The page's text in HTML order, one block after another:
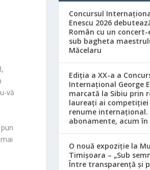
vă
Concursul
Enescu 2026
Român cu un
sub bagheta
Măcelaru
Ediția a XX-a a
Internațional George
marcată la Sibiu prin
laureați ai
renume internațional.
abonamente, acum în
O nouă expoziție la
Timișoara – „Sub
Între transparență și